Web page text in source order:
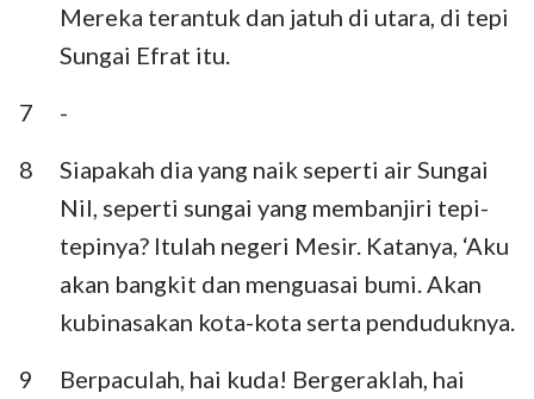
Mereka terantuk dan jatuh di utara, di tepi
Sungai Efrat itu.
7
-
8
Siapakah dia yang naik seperti air Sungai
Nil, seperti sungai yang membanjiri tepi-
tepinya? Itulah negeri Mesir. Katanya, ‘Aku
akan bangkit dan menguasai bumi. Akan
kubinasakan kota-kota serta penduduknya.
9
Berpaculah, hai kuda! Bergeraklah, hai